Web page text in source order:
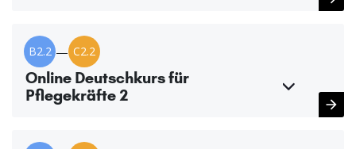
B2.2 — C2.2
Online Deutschkurs für
Pflegekräfte 2